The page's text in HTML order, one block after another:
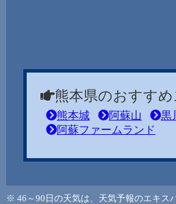
熊本県のおすすめ
熊本城 阿蘇山 黒
阿蘇ファームランド
※ 46～90日の天気は、天気予報のエキス